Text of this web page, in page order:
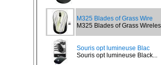
M325 Blades of Grass Wire
M325 Blades of Grass
Souris opt lumineuse Blac
Souris opt lumineuse Black...